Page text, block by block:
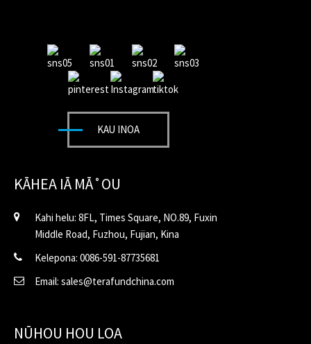
KAU INOA
KĀHEA IĀ MĀ˚OU
Kahi helu: 8FL, Times Square, NO.89, Fuxin
Middle Road, Fuzhou, Fujian, Kina
Kelepona: 0086-591-87735681
Email: sales@terafundchina.com
NŪHOU HOU LOA